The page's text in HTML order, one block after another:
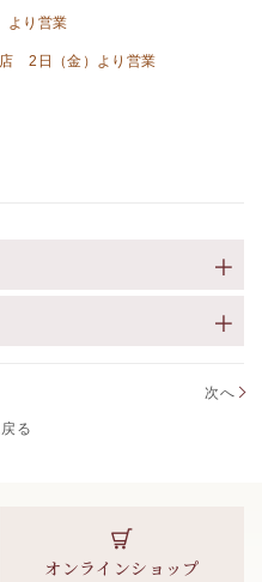
り営業
（金）より営業
る
次へ
オンラインショップ